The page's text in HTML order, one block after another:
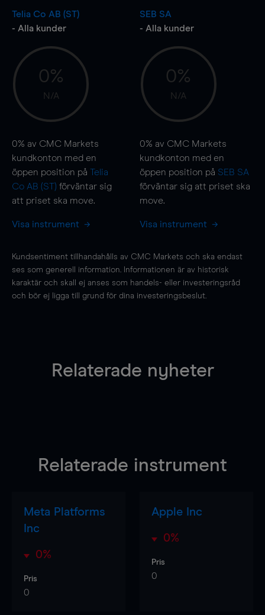
Telia Co AB (ST)
- Alla kunder
0%
N/A
0% av CMC Markets
kundkonton med en
öppen position på Telia
Co AB (ST) förväntar sig
att priset ska move.
Visa instrument
SEB SA
- Alla kunder
0%
N/A
0% av CMC Markets
kundkonton med en
öppen position på SEB SA
förväntar sig att priset ska
move.
Visa instrument
Kundsentiment tillhandahålls av CMC Markets och ska endast
ses som generell information. Informationen är av historisk
karaktär och skall ej anses som handels- eller investeringsråd
och bör ej ligga till grund för dina investeringsbeslut.
Relaterade nyheter
Relaterade instrument
Meta Platforms
Inc
0%
Pris
0
Apple Inc
0%
Pris
0